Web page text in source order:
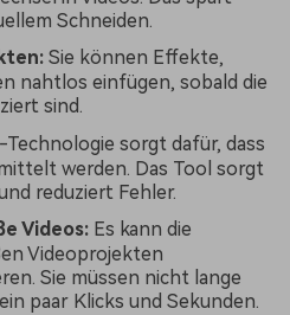
Schneiden.
Sie können Effekte,
nahtlos einfügen, sobald die
sind.
Technologie sorgt dafür, dass
werden. Das Tool sorgt
reduziert Fehler.
Videos: Es kann die
Videoprojekten
Sie müssen nicht lange
paar Klicks und Sekunden.